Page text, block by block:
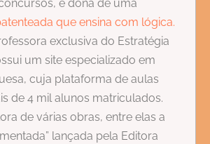
é dona de uma
que ensina com lógica.
exclusiva do Estratégia
um site especializado em
cuja plataforma de aulas
de 4 mil alunos matriculados.
de várias obras, entre elas a
lançada pela Editora